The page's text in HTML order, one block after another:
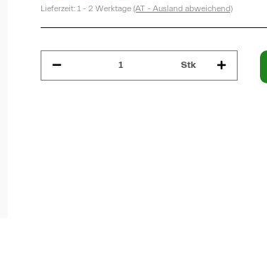
Lieferzeit: 1 - 2 Werktage (AT - Ausland abweichend)
Stk